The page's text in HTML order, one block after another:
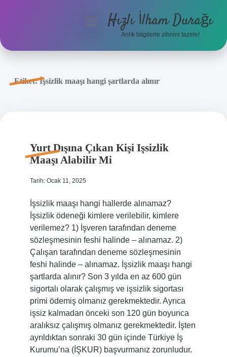
Anasayfa
menüyüHızlı İlham Durağı
Anlık bilgilerle zihnini tazele!
Etiket:İşsizlik maaşı hangi şartlarda alınır
Yurt Dışına Çıkan Kişi Işsizlik
Maaşı Alabilir Mi
Tarih: Ocak 11, 2025
İşsizlik maaşı hangi hallerde alınamaz?
İşsizlik ödeneği kimlere verilebilir, kimlere
verilemez? 1) İşveren tarafından deneme
sözleşmesinin feshi halinde – alınamaz. 2)
Çalışan tarafından deneme sözleşmesinin
feshi halinde – alınamaz. İşsizlik maaşı hangi
şartlarda alınır? Son 3 yılda en az 600 gün
sigortalı olarak çalışmış ve işsizlik sigortası
primi ödemiş olmanız gerekmektedir. Ayrıca
işsiz kalmadan önceki son 120 gün boyunca
aralıksız çalışmış olmanız gerekmektedir. İşten
ayrıldıktan sonraki 30 gün içinde Türkiye İş
Kurumu’na (İŞKUR) başvurmanız zorunludur.